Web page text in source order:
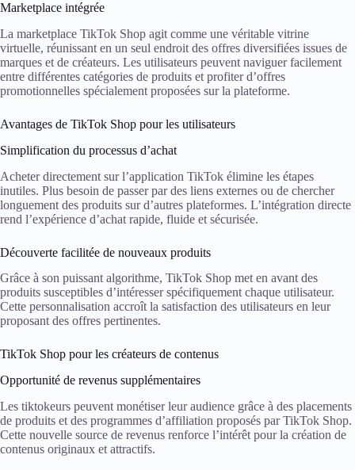
Marketplace intégrée
La marketplace TikTok Shop agit comme une véritable vitrine
virtuelle, réunissant en un seul endroit des offres diversifiées issues de
marques et de créateurs. Les utilisateurs peuvent naviguer facilement
entre différentes catégories de produits et profiter d’offres
promotionnelles spécialement proposées sur la plateforme.
Avantages de TikTok Shop pour les utilisateurs
Simplification du processus d’achat
Acheter directement sur l’application TikTok élimine les étapes
inutiles. Plus besoin de passer par des liens externes ou de chercher
longuement des produits sur d’autres plateformes. L’intégration directe
rend l’expérience d’achat rapide, fluide et sécurisée.
Découverte facilitée de nouveaux produits
Grâce à son puissant algorithme, TikTok Shop met en avant des
produits susceptibles d’intéresser spécifiquement chaque utilisateur.
Cette personnalisation accroît la satisfaction des utilisateurs en leur
proposant des offres pertinentes.
TikTok Shop pour les créateurs de contenus
Opportunité de revenus supplémentaires
Les tiktokeurs peuvent monétiser leur audience grâce à des placements
de produits et des programmes d’affiliation proposés par TikTok Shop.
Cette nouvelle source de revenus renforce l’intérêt pour la création de
contenus originaux et attractifs.